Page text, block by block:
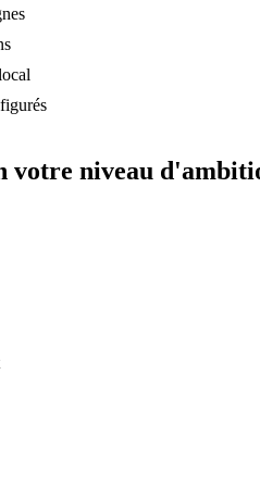
votre niveau